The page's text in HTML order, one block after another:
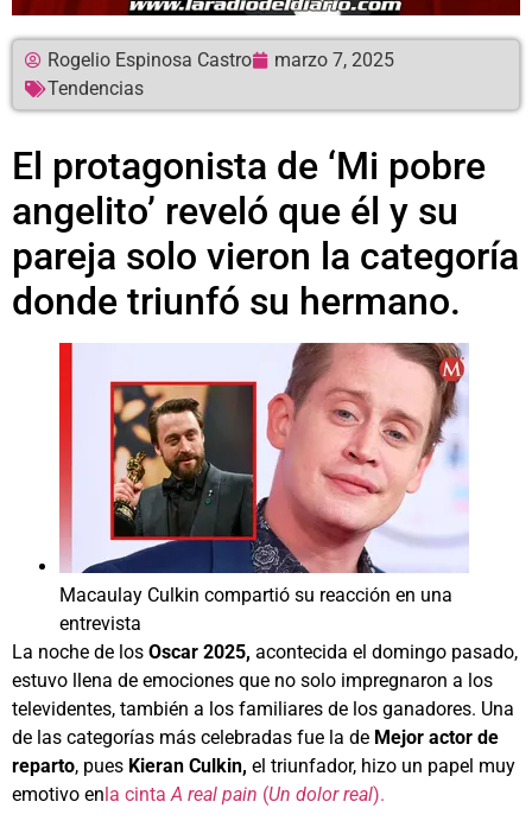
Rogelio Espinosa Castro
marzo 7, 2025
Tendencias
El protagonista de ‘Mi pobre
angelito’ reveló que él y su
pareja solo vieron la categoría
donde triunfó su hermano.
Macaulay Culkin compartió su reacción en una
entrevista
La noche de los Oscar 2025, acontecida el domingo pasado,
estuvo llena de emociones que no solo impregnaron a los
televidentes, también a los familiares de los ganadores. Una
de las categorías más celebradas fue la de Mejor actor de
reparto, pues Kieran Culkin, el triunfador, hizo un papel muy
emotivo enla cintaA real pain (Un dolor real).